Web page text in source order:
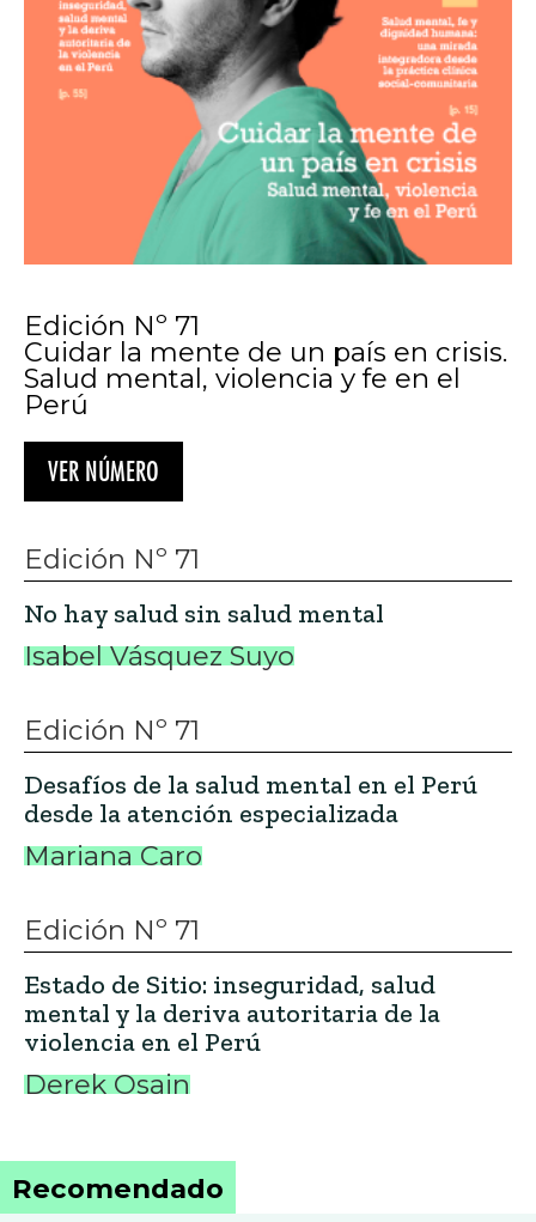
Edición Nº 71
Cuidar la mente de un país en crisis.
Salud mental, violencia y fe en el
Perú
VER NÚMERO
Edición Nº 71
No hay salud sin salud mental
Isabel Vásquez Suyo
Edición Nº 71
Desafíos de la salud mental en el Perú
desde la atención especializada
Mariana Caro
Edición Nº 71
Estado de Sitio: inseguridad, salud
mental y la deriva autoritaria de la
violencia en el Perú
Derek Osain
Recomendado